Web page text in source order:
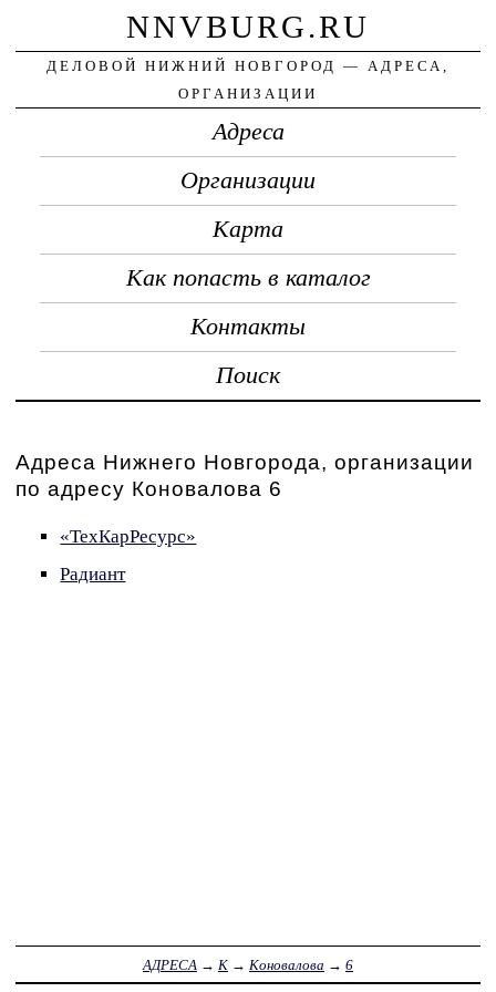
NNVBURG.RU
ДЕЛОВОЙ НИЖНИЙ НОВГОРОД — АДРЕСА,
ОРГАНИЗАЦИИ
Адреса
Организации
Карта
Как попасть в каталог
Контакты
Поиск
Адреса Нижнего Новгорода, организации
по адресу Коновалова 6
«ТехКарРесурс»
Радиант
АДРЕСА → К → Коновалова → 6